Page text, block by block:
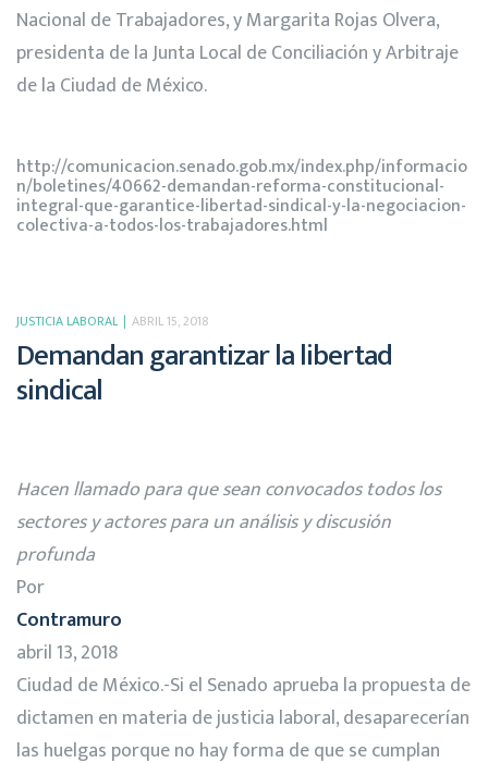
Nacional de Trabajadores, y Margarita Rojas Olvera,
presidenta de la Junta Local de Conciliación y Arbitraje
de la Ciudad de México.
http://comunicacion.senado.gob.mx/index.php/informacio
n/boletines/40662-demandan-reforma-constitucional-
integral-que-garantice-libertad-sindical-y-la-negociacion-
colectiva-a-todos-los-trabajadores.html
JUSTICIA LABORAL ABRIL 15, 2018
Demandan garantizar la libertad
sindical
Hacen llamado para que sean convocados todos los
sectores y actores para un análisis y discusión
profunda
Por
Contramuro
abril 13, 2018
Ciudad de México.-Si el Senado aprueba la propuesta de
dictamen en materia de justicia laboral, desaparecerían
las huelgas porque no hay forma de que se cumplan